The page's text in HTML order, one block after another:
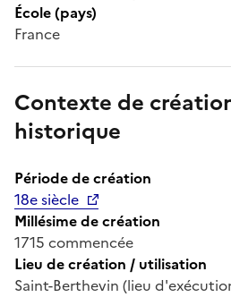
École (pays)
France
Contexte de
historique
Période de création
18e siècle
Millésime de création
1715 commencée
Lieu de création / utilisation
Saint-Berthevin (lieu